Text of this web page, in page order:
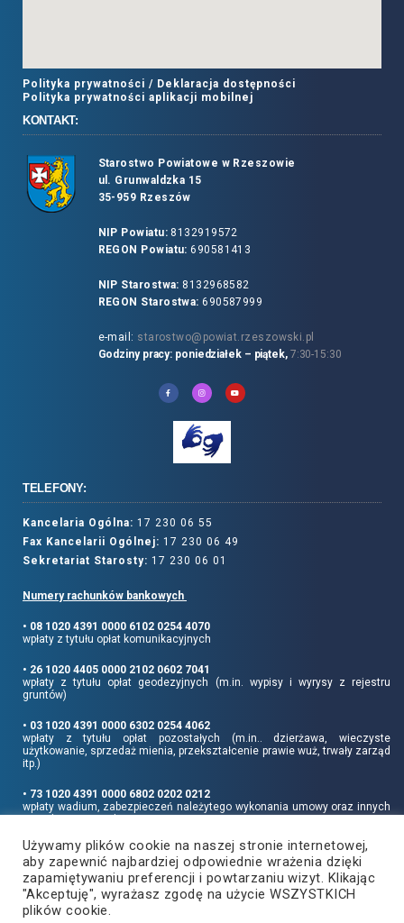
Polityka prywatności / Deklaracja dostępności
Polityka prywatności aplikacji mobilnej
KONTAKT:
Starostwo Powiatowe w Rzeszowie
ul. Grunwaldzka 15
35-959 Rzeszów
NIP Powiatu:8132919572
REGON Powiatu: 690581413
NIP Starostwa: 8132968582
REGON Starostwa: 690587999
e-mail: starostwo@powiat.rzeszowski.pl
Godziny pracy: poniedziałek – piątek, 7:30-15:30
TELEFONY:
Kancelaria Ogólna: 17 230 06 55
Fax Kancelarii Ogólnej: 17 230 06 49
Sekretariat Starosty: 17 230 06 01
Numery rachunków bankowych
• 08 1020 4391 0000 6102 0254 4070
wpłaty z tytułu opłat komunikacyjnych
• 26 1020 4405 0000 2102 0602 7041
wpłaty z tytułu opłat geodezyjnych (m.in. wypisy i wyrysy z rejestru
gruntów)
• 03 1020 4391 0000 6302 0254 4062
wpłaty z tytułu opłat pozostałych (m.in.. dzierżawa, wieczyste
użytkowanie, sprzedaż mienia, przekształcenie prawie wuż, trwały zarząd
itp.)
• 73 1020 4391 0000 6802 0202 0212
wpłaty wadium, zabezpieczeń należytego wykonania umowy oraz innych
Informujemy, że opłatę skarbową należy uiszczać na rachunek Urzędu
Miasta Rzeszowa:
• 90 1240 6960 3851 0062 0000 0423
Używamy plików cookie na naszej stronie internetowej,
aby zapewnić najbardziej odpowiednie wrażenia dzięki
zapamiętywaniu preferencji i powtarzaniu wizyt. Klikając
"Akceptuję", wyrażasz zgodę na użycie WSZYSTKICH
plików cookie.